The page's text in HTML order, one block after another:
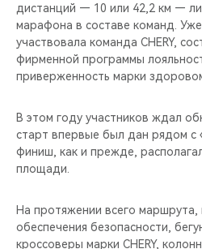
дистанций — 10 или 42,2 км —
марафона в составе команд.
участвовала команда CHERY,
фирменной программы
приверженность марки
В этом году участников ждал
старт впервые был дан рядом с
финиш, как и прежде,
площади.
На протяжении всего маршрута,
обеспечения безопасности,
кроссоверы марки CHERY,